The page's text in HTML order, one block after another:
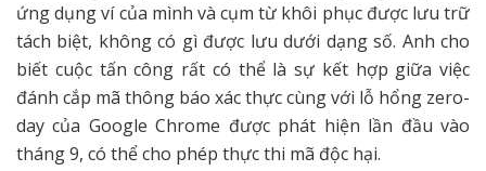
ứng dụng ví của mình và cụm từ khôi phục được lưu trữ
tách biệt, không có gì được lưu dưới dạng số. Anh cho
biết cuộc tấn công rất có thể là sự kết hợp giữa việc
đánh cắp mã thông báo xác thực cùng với lỗ hổng zero-
day của Google Chrome được phát hiện lần đầu vào
tháng 9, có thể cho phép thực thi mã độc hại.